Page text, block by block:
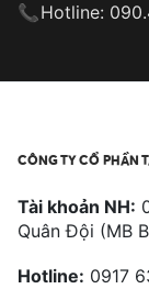
Hotline:
CÔNG TY CỔ PHẦN
Tài khoản NH:
Quân Đội (MB
Hotline: 0917